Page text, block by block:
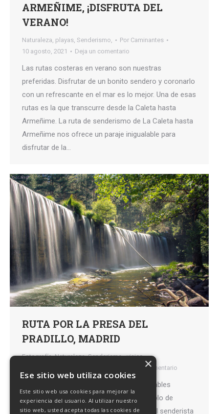
ARMEÑIME, ¡DISFRUTA DEL
VERANO!
Naturaleza, playas, Senderismo, Por Caminantes
10 agosto, 2021
Deja un comentario
Las rutas costeras en verano son nuestras
preferidas. Disfrutar de un bonito sendero y coronarlo
con un refrescante en el mar es lo mejor. Una de esas
rutas es la que transcurre desde la Caleta hasta
Armeñime. La ruta de senderismo de La Caleta hasta
Armeñime nos ofrece un paraje inigualable para
disfrutar de la…
RUTA POR LA PRESA DEL
PRADILLO, MADRID
Fotografía,Naturaleza,Senderismo,,viajes,
Deja un comentario
La Sierra de Guadarrama guarda innumerables
tesoros naturales. Uno de ellos es el Pueblo de
Rascafría. Esta maravillosa zona ofrece al senderista
Ese sitio web utiliza cookies
Este sitio web usa cookies para mejorar la
experiencia del usuario. Al utilizar nuestro
sitio web, usted acepta todas las cookies de
×